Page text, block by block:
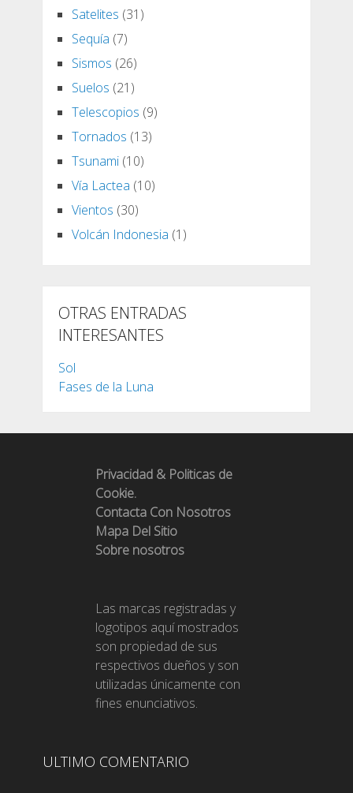
Satelites (31)
Sequía (7)
Sismos (26)
Suelos (21)
Telescopios (9)
Tornados (13)
Tsunami(10)
Vía Lactea (10)
Vientos (30)
Volcán Indonesia (1)
OTRAS ENTRADAS
INTERESANTES
Sol
Fases de la Luna
Privacidad & Politicas de
Cookie.
Contacta Con Nosotros
Mapa Del Sitio
Sobre nosotros
Las marcas registradas y
logotipos aquí mostrados
son propiedad de sus
respectivos dueños y son
utilizadas únicamente con
fines enunciativos.
ULTIMO COMENTARIO